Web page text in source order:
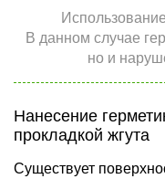
В данном случае
но и
Нанесение
прокладкой жгута
Существует